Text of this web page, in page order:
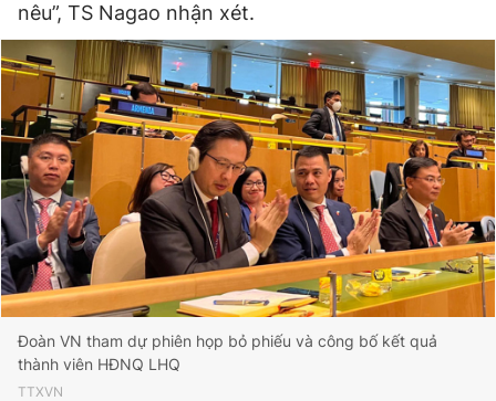
nêu”, TS Nagao nhận xét.
Đoàn VN tham dự phiên họp bỏ phiếu và công bố kết quả
thành viên HĐNQ LHQ
TTXVN